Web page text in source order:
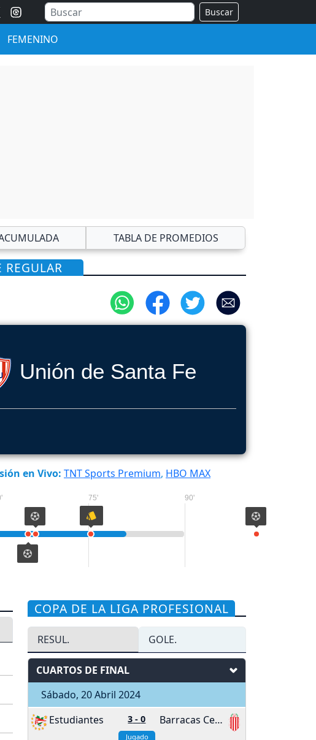
Buscar
FEMENINO
TABLA DE PROMEDIOS
Unión de Santa Fe
en Vivo: TNT Sports Premium, HBO MAX
75' 90'
COPA DE LA LIGA PROFESIONAL
RESUL. GOLE.
CUARTOS DE FINAL
Sábado, 20 Abril 2024
Estudiantes
3 -0 Barracas Central
Jugado